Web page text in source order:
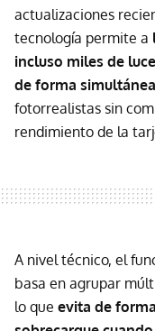
actualizaciones
tecnología permite a
incluso miles de
de forma simultánea
fotorrealistas sin
rendimiento de la
A nivel técnico, el
basa en agrupar
lo que evita de